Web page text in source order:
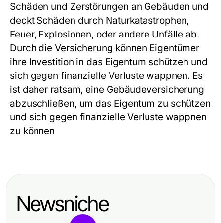
Schäden und Zerstörungen an Gebäuden und
deckt Schäden durch Naturkatastrophen,
Feuer, Explosionen, oder andere Unfälle ab.
Durch die Versicherung können Eigentümer
ihre Investition in das Eigentum schützen und
sich gegen finanzielle Verluste wappnen. Es
ist daher ratsam, eine Gebäudeversicherung
abzuschließen, um das Eigentum zu schützen
und sich gegen finanzielle Verluste wappnen
zu können
Newsniche